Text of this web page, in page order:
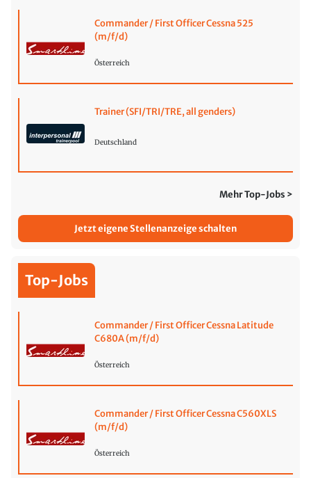
Commander / First Officer Cessna 525
(m/f/d)
Österreich
Trainer (SFI/TRI/TRE, all genders)
Deutschland
Mehr Top-Jobs >
Jetzt eigene Stellenanzeige schalten
Top-Jobs
Commander / First Officer Cessna Latitude
C680A (m/f/d)
Österreich
Commander / First Officer Cessna C560XLS
(m/f/d)
Österreich